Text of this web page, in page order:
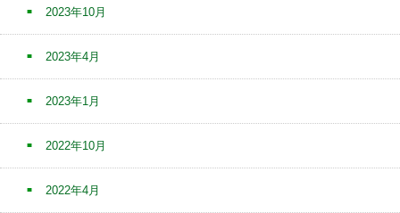
2023年10月
2023年4月
2023年1月
2022年10月
2022年4月